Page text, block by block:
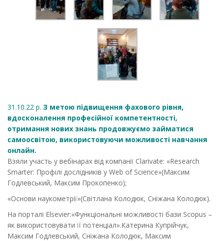
31.10.22 р. З метою підвищення фахового рівня,
вдосконалення професійної компетентності,
отримання нових знань продовжуємо займатися
самоосвітою, використовуючи можливості навчання
онлайн.
Взяли участь у вебінарах від компанії Clarivate: «Research
Smarter: Профілі дослідників у Web of Science»(Максим
Годлевський, Максим Прокопенко);
«Основи наукометрії»(Світлана Колодюк, Сніжана Колодюк).
На порталі Elsevier:«Функціональні можливості бази Scopus –
як використовувати її потенціал».Катерина Купрійчук,
Максим Годлевський, Сніжана Колодюк, Максим